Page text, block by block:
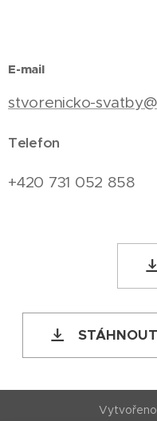
E-mail
stvorenicko-
Telefon
+420 731 052 858